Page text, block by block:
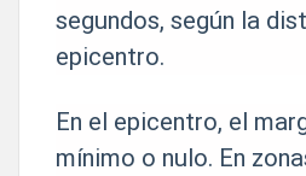
segundos, según la
epicentro.
En el epicentro, el
mínimo o nulo. En